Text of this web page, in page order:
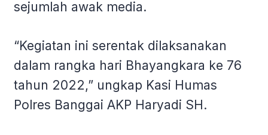
sejumlah awak media.
“Kegiatan ini serentak dilaksanakan
dalam rangka hari Bhayangkara ke 76
tahun 2022,” ungkap Kasi Humas
Polres Banggai AKP Haryadi SH.